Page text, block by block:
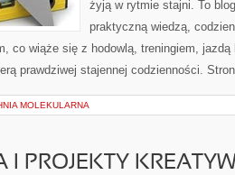
żyją w rytmie stajni. To
praktyczną wiedzą,
co wiąże się z hodowlą, treningiem, jazdą
prawdziwej stajennej codzienności.
MOLEKULARNA
I PROJEKTY